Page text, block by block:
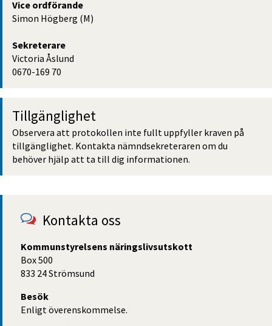
Vice ordförande
Simon Högberg (M)
Sekreterare
Victoria Åslund
0670-169 70
Tillgänglighet
Observera att protokollen inte fullt uppfyller kraven på
tillgänglighet. Kontakta nämndsekreteraren om du
behöver hjälp att ta till dig informationen.
Kontakta oss
Kommunstyrelsens näringslivsutskott
Box 500
833 24 Strömsund
Besök
Enligt överenskommelse.